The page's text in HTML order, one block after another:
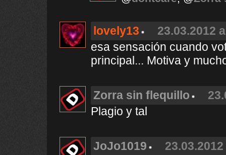
lovely13
23.03.2012
esa sensación cuando
principal... Motiva y
Zorra sin flequillo
Plagio y tal
JoJo1019